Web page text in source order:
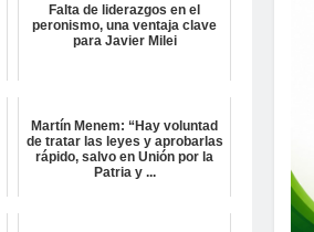
Falta de liderazgos en el
peronismo, una ventaja clave
para Javier Milei
Martín Menem: “Hay voluntad
de tratar las leyes y aprobarlas
rápido, salvo en Unión por la
Patria y ...